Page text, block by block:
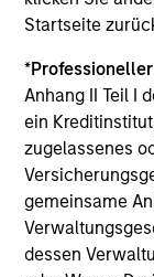
Startseite
*
Anhang II Teil I
ein
zugelassenes
gemeinsame
dessen
CONSILIENT
The
Crowd
and Stock
We review
prediction
parimutuel
For each, we
examine its